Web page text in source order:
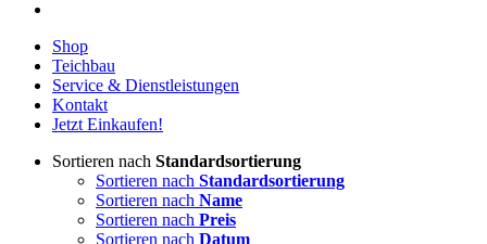
Shop
Teichbau
Service & Dienstleistungen
Kontakt
Jetzt Einkaufen!
Sortieren nach Standardsortierung
Sortieren nach Standardsortierung
Sortieren nach Name
Sortieren nach Preis
Sortieren nach Datum